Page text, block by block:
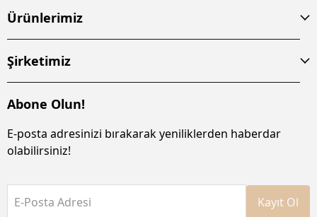
Ürünlerimiz
Şirketimiz
Abone Olun!
E-posta adresinizi bırakarak yeniliklerden haberdar
olabilirsiniz!
E-Posta Adresi Kayıt Ol